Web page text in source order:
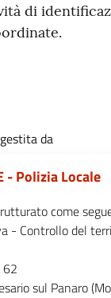
di
da
- Polizia Locale
come
- Controllo del
62
sul Panaro